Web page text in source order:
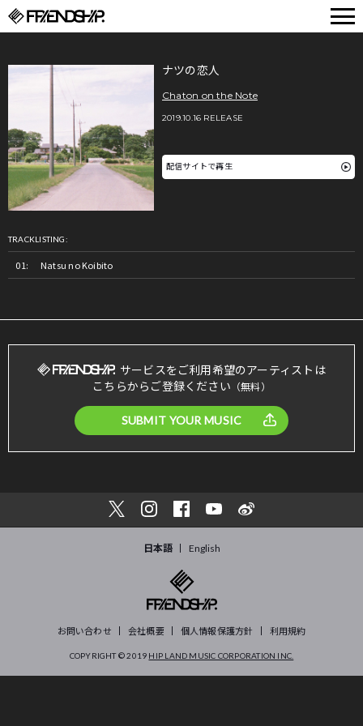
ナツの恋人
Chaton on the Note
2019.10.16 RELEASE
配信サイトで再生
TRACKLISTING:
Natsu no Koibito
サービスをご利用希望のアーティストは
こちらからご登録ください （無料）
SUBMIT YOUR MUSIC
日本語 English
お問い合わせ 会社概要 個人情報保護方針 利用規約
COPYRIGHT © 2019 HIP LAND MUSIC CORPORATION INC.